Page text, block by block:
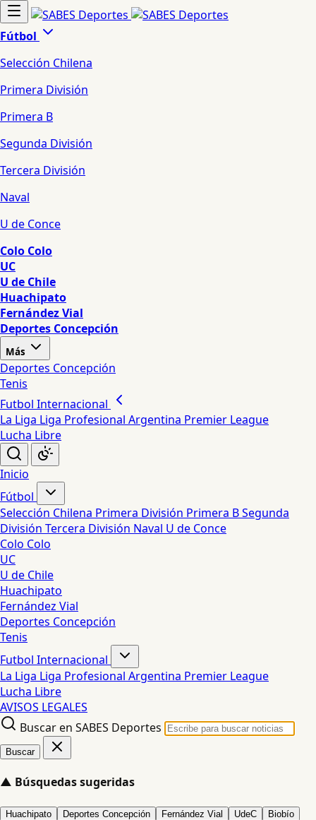
Fútbol
Selección Chilena
Primera División
Primera B
Segunda División
Tercera División
Naval
U de Conce
Colo Colo
UC
U de Chile
Huachipato
Fernández Vial
Deportes Concepción
Más
Deportes Concepción
Tenis
Futbol Internacional
La Liga Liga Profesional Argentina Premier League
Lucha Libre
Inicio
Fútbol
Selección Chilena Primera División Primera BSegunda
División Tercera División Naval U de Conce
Colo Colo
UC
U de Chile
Huachipato
Fernández Vial
Deportes Concepción
Tenis
Futbol Internacional
La Liga Liga Profesional Argentina Premier League
Lucha Libre
AVISOS LEGALES
Buscar en SABES Deportes
Buscar
▲ Búsquedas sugeridas
Huachipato Deportes Concepción Fernández Vial UdeC Biobío